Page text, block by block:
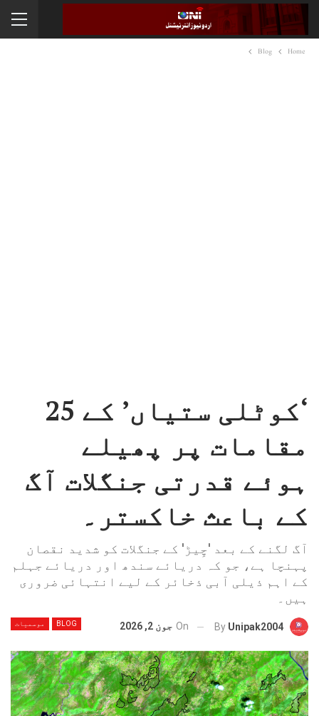
Home
Blog
‘کوٹلی ستیاں’ کے 25
مقامات پر پھیلے
ہوئے قدرتی جنگلات آگ
کے باعث خاکستر۔
آگ لگنے کے بعد 'چِیڑ' کے جنگلات کو شدید نقصان
پہنچا ہے، جو کہ دریائے سندھ اور دریائے جہلم
کے اہم ذیلی آبی ذخائر کے لیے انتہائی ضروری
ہیں۔
BLOG موسمیات By Unipak2004
On جون 2, 2026